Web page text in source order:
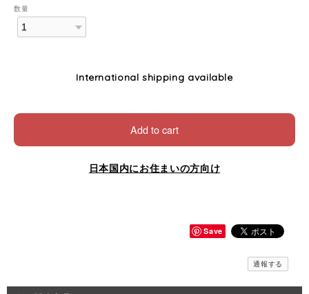
数量
International shipping available
Add to cart
日本国内にお住まいの方向け
Save
通報する